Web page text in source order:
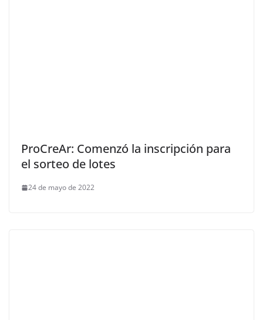
ProCreAr: Comenzó la inscripción para
el sorteo de lotes
24 de mayo de 2022